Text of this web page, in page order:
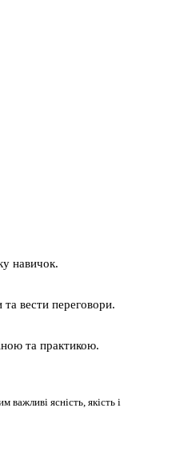
навичок.
та вести переговори.
та практикою.
важливі ясність, якість і